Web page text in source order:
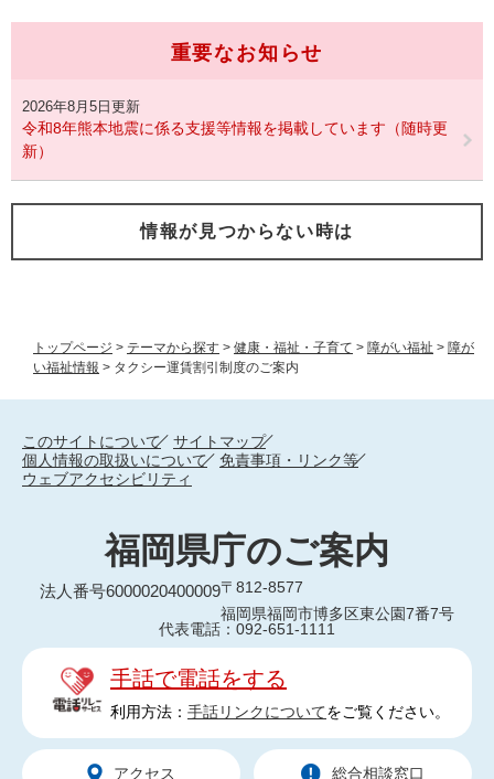
トップページ > テーマから探す > 健康・福祉・子育て > 障がい福祉 > 障が
い福祉情報 > タクシー運賃割引制度のご案内
重要なお知らせ
2026年8月5日更新
令和8年熊本地震に係る支援等情報を掲載しています（随時更
新）
情報が見つからない時は
このサイトについて
サイトマップ
個人情報の取扱いについて
免責事項・リンク等
ウェブアクセシビリティ
福岡県庁のご案内
法人番号6000020400009〒812-8577
福岡県福岡市博多区東公園7番7号
代表電話：092-651-1111
手話で電話をする
利用方法： 手話リンクについてをご覧ください。
アクセス 総合相談窓口